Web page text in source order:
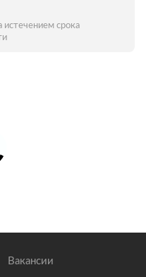
истечением срока
Вакансии